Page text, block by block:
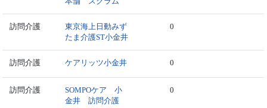
訪問介護
東京海上日動みず
たま介護ST小金井
0
訪問介護 ケアリッツ小金井 0
訪問介護
SOMPOケア 小
金井 訪問介護
0